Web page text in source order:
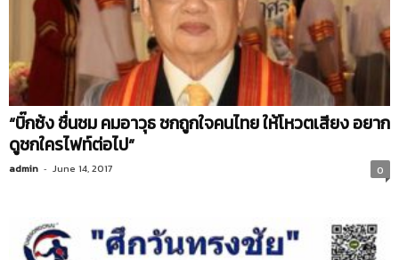
“บิ๊กซ้ง ชื่นชม คมอาวุธ ชกถูกใจคนไทย ให้โหวตเสียง อยาก
ดูชกใครไฟท์ต่อไป”
admin - June 14, 2017 0